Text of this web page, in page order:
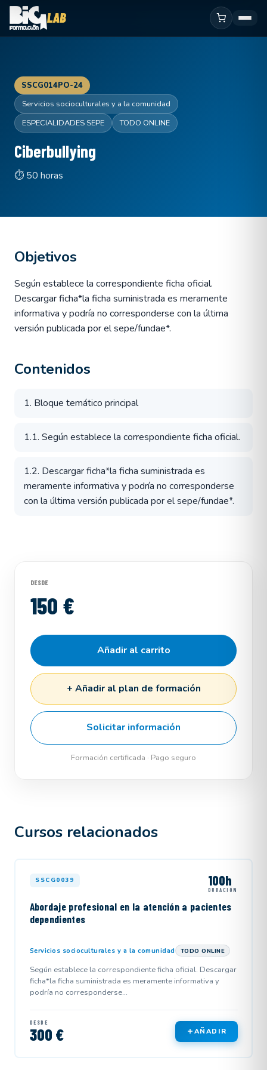
SSCG014PO-24
Servicios socioculturales y a la comunidad
ESPECIALIDADES SEPE
TODO ONLINE
Ciberbullying
⏱ 50 horas
Objetivos
Según establece la correspondiente ficha oficial.
Descargar ficha*la ficha suministrada es meramente
informativa y podría no corresponderse con la última
versión publicada por el sepe/fundae*.
Contenidos
1. Bloque temático principal
1.1. Según establece la correspondiente ficha oficial.
1.2. Descargar ficha*la ficha suministrada es
meramente informativa y podría no corresponderse
con la última versión publicada por el sepe/fundae*.
DESDE
150 €
Añadir al carrito
+ Añadir al plan de formación
Solicitar información
Formación certificada · Pago seguro
Cursos relacionados
SSCG0039 100h
DURACIÓN
Abordaje profesional en la atención a pacientes
dependientes
Servicios socioculturales y a la comunidad TODO ONLINE
Según establece la correspondiente ficha oficial. Descargar
ficha*la ficha suministrada es meramente informativa y
podría no corresponderse...
DESDE
300 € AÑADIR